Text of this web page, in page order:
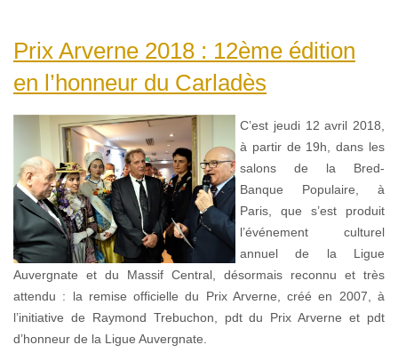
Prix Arverne 2018 : 12ème édition
en l’honneur du Carladès
C’est jeudi 12 avril 2018,
à partir de 19h, dans les
salons de la Bred-
Banque Populaire, à
Paris, que s’est produit
l’événement culturel
annuel de la Ligue
Auvergnate et du Massif Central, désormais reconnu et très
attendu : la remise officielle du Prix Arverne, créé en 2007, à
l’initiative de Raymond Trebuchon, pdt du Prix Arverne et pdt
d’honneur de la Ligue Auvergnate.